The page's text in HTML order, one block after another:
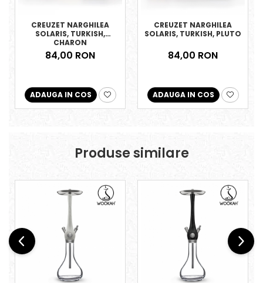
CREUZET NARGHILEA
SOLARIS, TURKISH,
CHARON
84,00 RON
ADAUGA IN COS
CREUZET NARGHILEA
SOLARIS, TURKISH, PLUTO
84,00 RON
ADAUGA IN COS
Produse similare